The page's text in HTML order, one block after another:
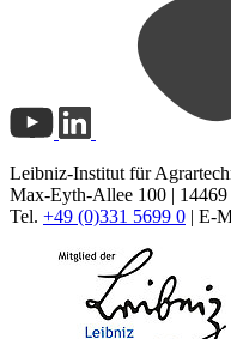
Leibniz-Institut für
Max-Eyth-Allee 100 | 14469
Tel. +49 (0)331 5699 0 | E-